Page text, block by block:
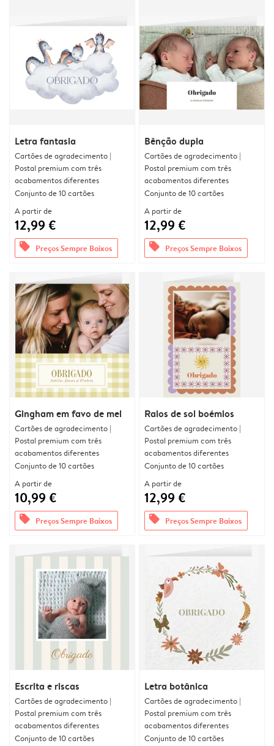
Letra fantasia
Cartões de agradecimento |
Postal premium com três
acabamentos diferentes
Conjunto de 10 cartões
A partir de
12,99 €
offers Preços Sempre Baixos
Bênção dupla
Cartões de agradecimento |
Postal premium com três
acabamentos diferentes
Conjunto de 10 cartões
A partir de
12,99 €
offers Preços Sempre Baixos
Gingham em favo de mel
Cartões de agradecimento |
Postal premium com três
acabamentos diferentes
Conjunto de 10 cartões
A partir de
10,99 €
offers Preços Sempre Baixos
Raios de sol boémios
Cartões de agradecimento |
Postal premium com três
acabamentos diferentes
Conjunto de 10 cartões
A partir de
12,99 €
offers Preços Sempre Baixos
Escrita e riscas
Cartões de agradecimento |
Postal premium com três
acabamentos diferentes
Conjunto de 10 cartões
Letra botânica
Cartões de agradecimento |
Postal premium com três
acabamentos diferentes
Conjunto de 10 cartões